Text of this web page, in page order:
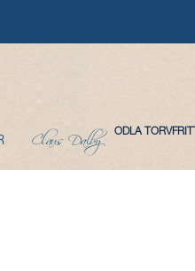
Claus Dalby ODLA TORVFRITT